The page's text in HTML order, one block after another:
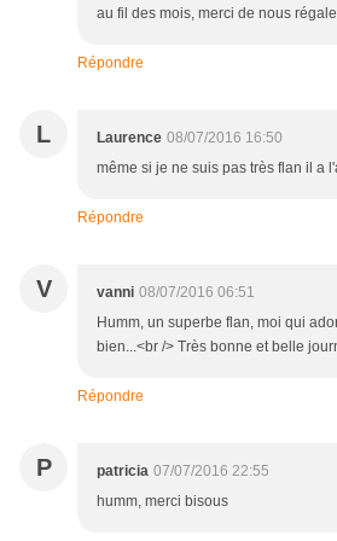
au fil des mois, merci de nous
Répondre
L Laurence 08/07/2016 16:50
même si je ne suis pas très flan il a
Répondre
V vanni 08/07/2016 06:51
Humm, un superbe flan, moi qui
bien...<br /> Très bonne et belle
Répondre
P patricia 07/07/2016 22:55
humm, merci bisous